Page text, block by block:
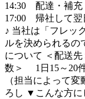
14:30 配達・補
17:00 帰社して
♪ 当社は「フレッ
ルを決められる
について ＜配送
数＞ 1日15～20
（担当によって
ろし ▼こんな方に